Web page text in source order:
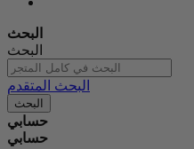
البحث
البحث
البحث المتقدم
البحث
حسابي
حسابي